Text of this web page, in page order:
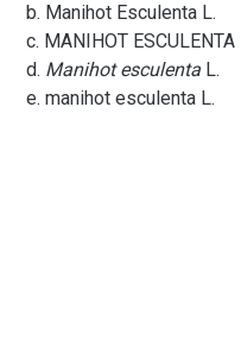
b. Manihot Esculenta L.
c. MANIHOT ESCULENTA
d. Manihot esculenta L.
e. manihot esculenta L.